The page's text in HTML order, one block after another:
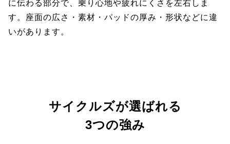
に伝わる部分で、乗り心地や疲れにくさを左右しま
す。座面の広さ・素材・パッドの厚み・形状などに違
いがあります。
サイクルズが選ばれる
3つの強み